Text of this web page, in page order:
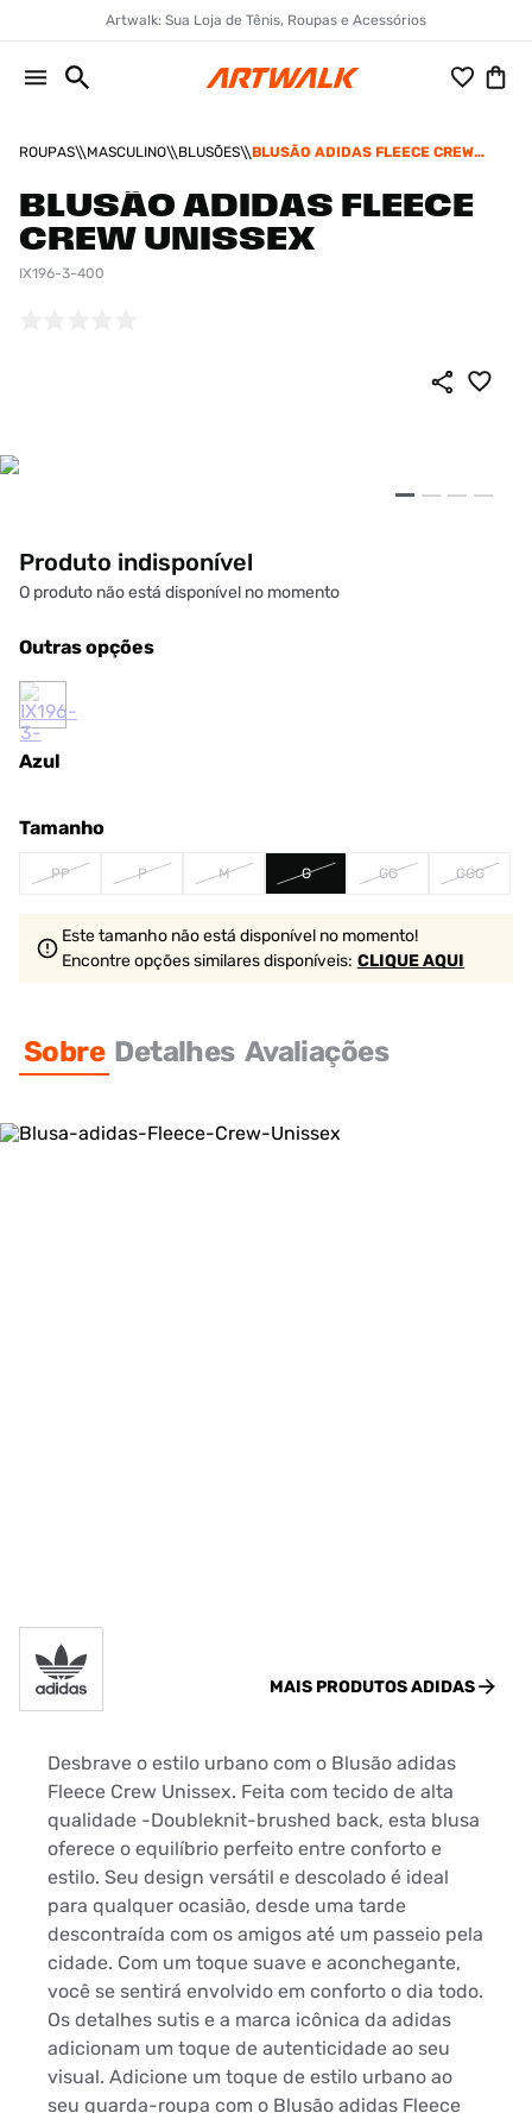
Artwalk: Sua Loja de Tênis, Roupas e Acessórios
ROUPAS MASCULINO BLUSÕES
BLUSÃO ADIDAS FLEECE CREW
BLUSÃO ADIDAS FLEECE
CREW UNISSEX
IX196-3-400
Produto indisponível
O produto não está disponível no momento
Outras opções
Azul
Tamanho
PP P M G GG GGG
Este tamanho não está disponível no momento!
Encontre opções similaresdisponíveis: CLIQUE AQUI
Sobre Detalhes Avaliações
MAIS PRODUTOSADIDAS
Desbrave o estilo urbano com o Blusão adidas
Fleece Crew Unissex. Feita com tecido de alta
qualidade -Doubleknit-brushed back, esta blusa
oferece o equilíbrio perfeito entre conforto e
estilo. Seu design versátil e descolado é ideal
para qualquer ocasião, desde uma tarde
descontraída com os amigos até um passeio pela
cidade. Com um toque suave e aconchegante,
você se sentirá envolvido em conforto o dia todo.
Os detalhes sutis e a marca icônica da adidas
adicionam um toque de autenticidade ao seu
visual. Adicione um toque de estilo urbano ao
seu guarda-roupa com o Blusão adidas Fleece